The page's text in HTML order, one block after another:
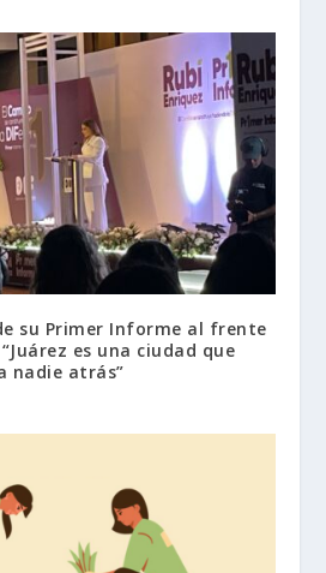
su Primer Informe al frente
es una ciudad que
nadie atrás”